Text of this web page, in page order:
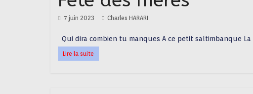
7 juin 2023 Charles HARARI
Qui dira combien tu manques A ce petit saltimbanque
Lire la suite